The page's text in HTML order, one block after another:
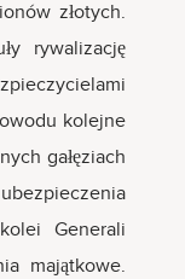
złotych.
rywalizację
kolejne
gałęziach
Generali
majątkowe.